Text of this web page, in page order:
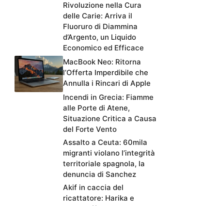
Rivoluzione nella Cura
delle Carie: Arriva il
Fluoruro di Diammina
d’Argento, un Liquido
Economico ed Efficace
MacBook Neo: Ritorna
l’Offerta Imperdibile che
Annulla i Rincari di Apple
Incendi in Grecia: Fiamme
alle Porte di Atene,
Situazione Critica a Causa
del Forte Vento
Assalto a Ceuta: 60mila
migranti violano l’integrità
territoriale spagnola, la
denuncia di Sanchez
Akif in caccia del
ricattatore: Harika e